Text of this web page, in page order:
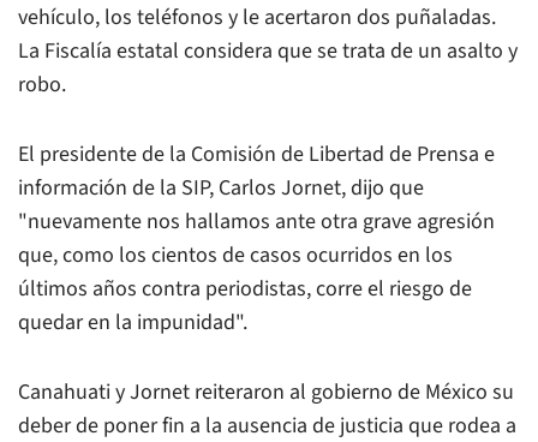
vehículo, los teléfonos y le acertaron dos puñaladas.
La Fiscalía estatal considera que se trata de un asalto y
robo.
El presidente de la Comisión de Libertad de Prensa e
información de la SIP, Carlos Jornet, dijo que
"nuevamente nos hallamos ante otra grave agresión
que, como los cientos de casos ocurridos en los
últimos años contra periodistas, corre el riesgo de
quedar en la impunidad".
Canahuati y Jornet reiteraron al gobierno de México su
deber de poner fin a la ausencia de justicia que rodea a